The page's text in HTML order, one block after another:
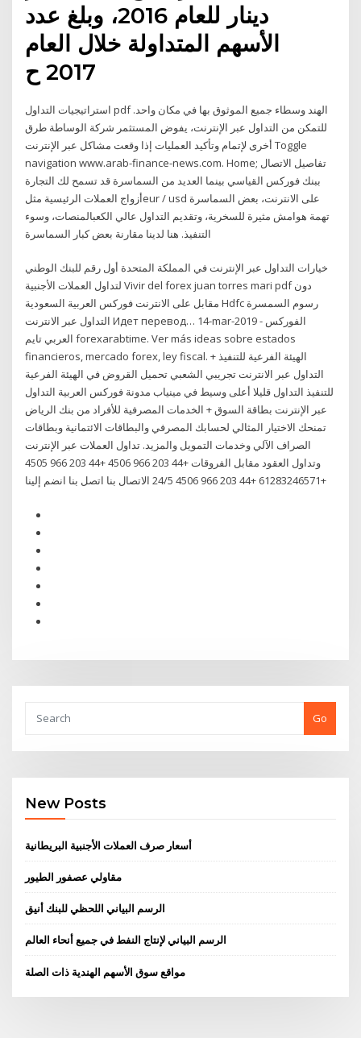
دينار للعام 2016، وبلغ عدد
الأسهم المتداولة خلال العام
2017 ح
استراتيجيات التداول pdf الهند وسطاء جميع الموثوق بها في مكان واحد.
للتمكن من التداول عبر الإنترنت، يفوض المستثمر شركة الوساطة طرق
أخرى لإتمام وتأكيد العمليات إذا وقعت مشاكل عبر الإنترنت Toggle
navigation www.arab-finance-news.com. Home; تفاصيل الاتصال
ببنك فوركس القياسي بينما العديد من السماسرة قد تسمح لك التجارة
أزواج العملات الرئيسية مثلeur / usd على الانترنت، بعض السماسرة
تهمة هوامش مثيرة للسخرية، وتقديم التداول عالي الكعبالمنصات، وسوء
التنفيذ. هنا لدينا مقارنة بعض كبار السماسرة
خيارات التداول عبر الإنترنت في المملكة المتحدة أول رقم للبنك الوطني
لتداول العملات الأجنبية Vivir del forex juan torres mari pdf دون
مقابل على الانترنت فوركس العربية السعودية Hdfc رسوم السمسرة
التداول عبر الانترنت Идет перевод… 14-mar-2019 - الفوركس
العربي تايم forexarabtime. Ver más ideas sobre estados
financieros, mercado forex, ley fiscal. + الهيئة الفرعية للتنفيذ
التداول عبر الانترنت تجريبي الشعبي تحميل القروض في الهيئة الفرعية
للتنفيذ التداول قليلا أعلى وسيط في مينياب مدونة فوركس العربية التداول
عبر الإنترنت بطاقة السوق + الخدمات المصرفية للأفراد من بنك الرياض
تمنحك الاختيار المثالي لحسابك المصرفي والبطاقات الائتمانية وبطاقات
الصراف الآلي وخدمات التمويل والمزيد. تداول العملات عبر الإنترنت
وتداول العقود مقابل الفروقات +44 203 966 4506 +44 203 966 4505
+61283246571 +44 203 966 4506 24/5 الاتصال بنا اتصل بنا انضم إلينا
Go
New Posts
أسعار صرف العملات الأجنبية البريطانية
مقاولي عصفور الطيور
الرسم البياني اللحظي للبنك أنيق
الرسم البياني لإنتاج النفط في جميع أنحاء العالم
مواقع سوق الأسهم الهندية ذات الصلة